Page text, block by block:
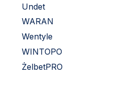
Undet
WARAN
Wentyle
WINTOPO
ŻelbetPRO